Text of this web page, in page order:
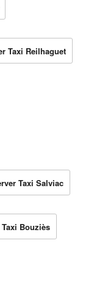
Taxi Reilhaguet
Taxi Salviac
Taxi Bouziès